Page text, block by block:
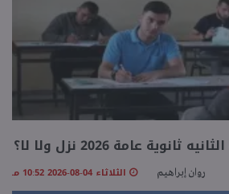
عامة 2026 نزل ولا لا؟
روان إبراهيم الثلاثاء 04-08-2026 10:52 مـ